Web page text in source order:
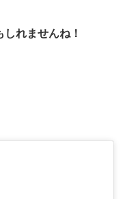
れませんね！